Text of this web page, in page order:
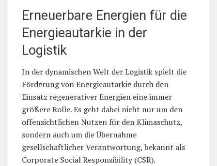
Erneuerbare Energien für die
Energieautarkie in der
Logistik
In der dynamischen Welt der Logistik spielt die
Förderung von Energieautarkie durch den
Einsatz regenerativer Energien eine immer
größere Rolle. Es geht dabei nicht nur um den
offensichtlichen Nutzen für den Klimaschutz,
sondern auch um die Übernahme
gesellschaftlicher Verantwortung, bekannt als
Corporate Social Responsibility (CSR).